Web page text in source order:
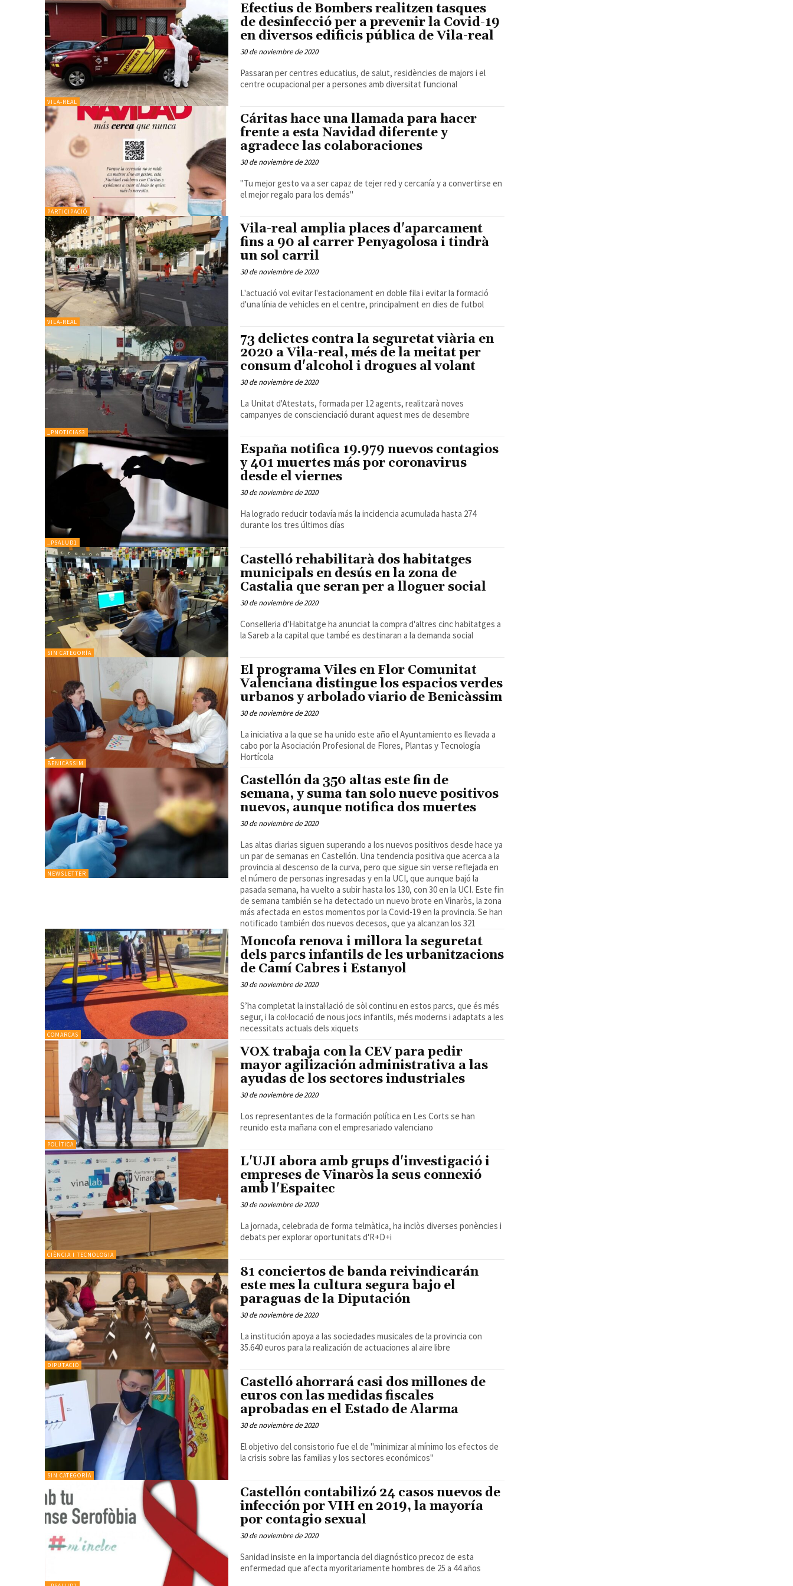
VILA-REAL
Efectius de Bombers realitzen tasques
de desinfecció per a prevenir la Covid-19
en diversos edificis pública de Vila-real
30 de noviembre de 2020
Passaran per centres educatius, de salut, residències de majors i el
centre ocupacional per a persones amb diversitat funcional
PARTICIPACIÓ
Cáritas hace una llamada para hacer
frente a esta Navidad diferente y
agradece las colaboraciones
30 de noviembre de 2020
"Tu mejor gesto va a ser capaz de tejer red y cercanía y a convertirse en
el mejor regalo para los demás"
VILA-REAL
Vila-real amplia places d'aparcament
fins a 90 al carrer Penyagolosa i tindrà
un sol carril
30 de noviembre de 2020
L'actuació vol evitar l'estacionament en doble fila i evitar la formació
d'una línia de vehicles en el centre, principalment en dies de futbol
_PNOTICIAS3
73 delictes contra la seguretat viària en
2020 a Vila-real, més de la meitat per
consum d'alcohol i drogues al volant
30 de noviembre de 2020
La Unitat d'Atestats, formada per 12 agents, realitzarà noves
campanyes de conscienciació durant aquest mes de desembre
_PSALUD1
España notifica 19.979 nuevos contagios
y 401 muertes más por coronavirus
desde el viernes
30 de noviembre de 2020
Ha logrado reducir todavía más la incidencia acumulada hasta 274
durante los tres últimos días
SIN CATEGORÍA
Castelló rehabilitarà dos habitatges
municipals en desús en la zona de
Castalia que seran per a lloguer social
30 de noviembre de 2020
Conselleria d'Habitatge ha anunciat la compra d'altres cinc habitatges a
la Sareb a la capital que també es destinaran a la demanda social
BENICÀSSIM
El programa Viles en Flor Comunitat
Valenciana distingue los espacios verdes
urbanos y arbolado viario de Benicàssim
30 de noviembre de 2020
La iniciativa a la que se ha unido este año el Ayuntamiento es llevada a
cabo por la Asociación Profesional de Flores, Plantas y Tecnología
Hortícola
NEWSLETTER
Castellón da 350 altas este fin de
semana, y suma tan solo nueve positivos
nuevos, aunque notifica dos muertes
30 de noviembre de 2020
Las altas diarias siguen superando a los nuevos positivos desde hace ya
un par de semanas en Castellón. Una tendencia positiva que acerca a la
provincia al descenso de la curva, pero que sigue sin verse reflejada en
el número de personas ingresadas y en la UCI, que aunque bajó la
pasada semana, ha vuelto a subir hasta los 130, con 30 en la UCI. Este fin
de semana también se ha detectado un nuevo brote en Vinaròs, la zona
más afectada en estos momentos por la Covid-19 en la provincia. Se han
notificado también dos nuevos decesos, que ya alcanzan los 321
COMARCAS
Moncofa renova i millora la seguretat
dels parcs infantils de les urbanitzacions
de Camí Cabres i Estanyol
30 de noviembre de 2020
S’ha completat la instal·lació de sòl continu en estos parcs, que és més
segur, i la col·locació de nous jocs infantils, més moderns i adaptats a les
necessitats actuals dels xiquets
POLÍTICA
VOX trabaja con la CEV para pedir
mayor agilización administrativa a las
ayudas de los sectores industriales
30 de noviembre de 2020
Los representantes de la formación política en Les Corts se han
reunido esta mañana con el empresariado valenciano
CIÈNCIA I TECNOLOGIA
L'UJI abora amb grups d'investigació i
empreses de Vinaròs la seus connexió
amb l'Espaitec
30 de noviembre de 2020
La jornada, celebrada de forma telmàtica, ha inclòs diverses ponències i
debats per explorar oportunitats d'R+D+i
DIPUTACIÓ
81 conciertos de banda reivindicarán
este mes la cultura segura bajo el
paraguas de la Diputación
30 de noviembre de 2020
La institución apoya a las sociedades musicales de la provincia con
35.640 euros para la realización de actuaciones al aire libre
SIN CATEGORÍA
Castelló ahorrará casi dos millones de
euros con las medidas fiscales
aprobadas en el Estado de Alarma
30 de noviembre de 2020
El objetivo del consistorio fue el de "minimizar al mínimo los efectos de
la crisis sobre las familias y los sectores económicos"
Castellón contabilizó 24 casos nuevos de
infección por VIH en 2019, la mayoría
por contagio sexual
30 de noviembre de 2020
Sanidad insiste en la importancia del diagnóstico precoz de esta
enfermedad que afecta myoritariamente hombres de 25 a 44 años